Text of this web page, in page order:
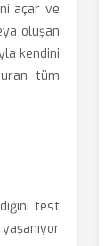
açar ve
oluşan
kendini
tüm
test